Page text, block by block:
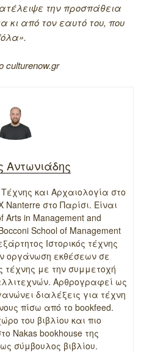
την προσπάθεια
κι από τον εαυτό του, που
culturenow.gr
Αντωνιάδης
και Αρχαιολογία στο
Nanterre στο Παρίσι. Είναι
Arts in Management and
School of Management
Ιστορικός τέχνης
οργάνωση εκθέσεων σε
τέχνης με την συμμετοχή
Αρθρογραφεί ως
διαλέξεις για τέχνη
πίσω από το bookfeed.
του βιβλίου και πιο
Nakas bookhouse της
σύμβουλος βιβλίου.